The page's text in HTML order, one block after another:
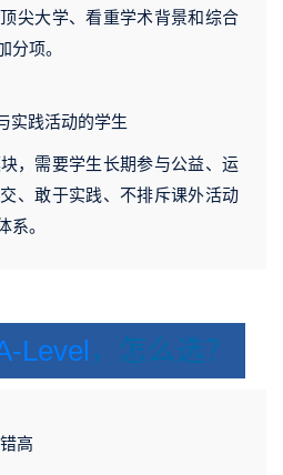
尖大学、看重学术背景和综合
分项。
实践活动的学生
，需要学生长期参与公益、运
、敢于实践、不排斥课外活动
系。
Level ，怎么选？
高